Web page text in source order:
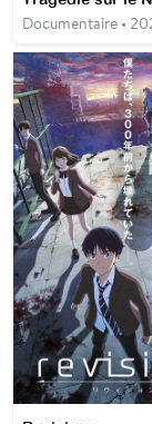
Documentaire •